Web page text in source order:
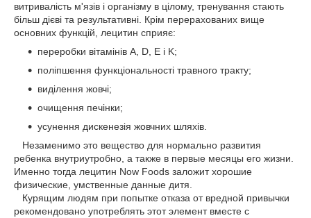
витривалість м'язів і організму в цілому, тренування стають
більш дієві та результативні. Крім перерахованих вище
основних функцій, лецитин сприяє:
переробки вітамінів A, D, E і K;
поліпшення функціональності травного тракту;
виділення жовчі;
очищення печінки;
усунення дискенезія жовчних шляхів.
Незаменимо это вещество для нормально развития
ребенка внутриутробно, а также в первые месяцы его жизни.
Именно тогда лецитин Now Foods заложит хорошие
физические, умственные данные дитя.
Курящим людям при попытке отказа от вредной привычки
рекомендовано употреблять этот элемент вместе с